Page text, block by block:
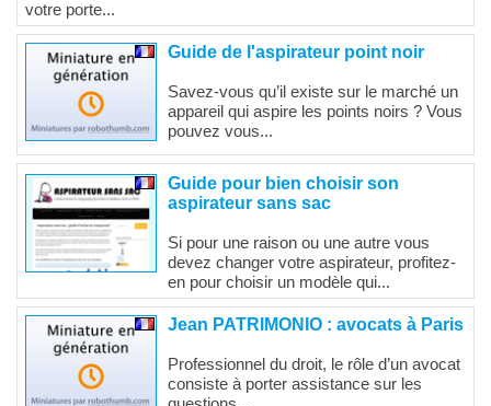
votre porte...
Guide de l'aspirateur point noir
Savez-vous qu’il existe sur le marché un
appareil qui aspire les points noirs ? Vous
pouvez vous...
Guide pour bien choisir son
aspirateur sans sac
Si pour une raison ou une autre vous
devez changer votre aspirateur, profitez-
en pour choisir un modèle qui...
Jean PATRIMONIO : avocats à Paris
Professionnel du droit, le rôle d’un avocat
consiste à porter assistance sur les